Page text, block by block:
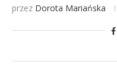
przez Dorota Mariańska